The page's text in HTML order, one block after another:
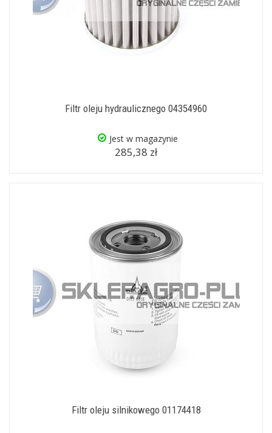
Filtr oleju hydraulicznego 04354960
Jest w magazynie
285,38 zł
Filtr oleju silnikowego 01174418